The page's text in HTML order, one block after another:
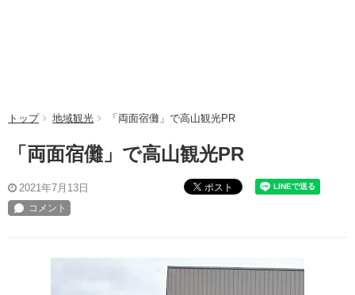
トップ 地域観光 「両面宿儺」で高山観光PR
「両面宿儺」で高山観光PR
2021年7月13日 ポスト